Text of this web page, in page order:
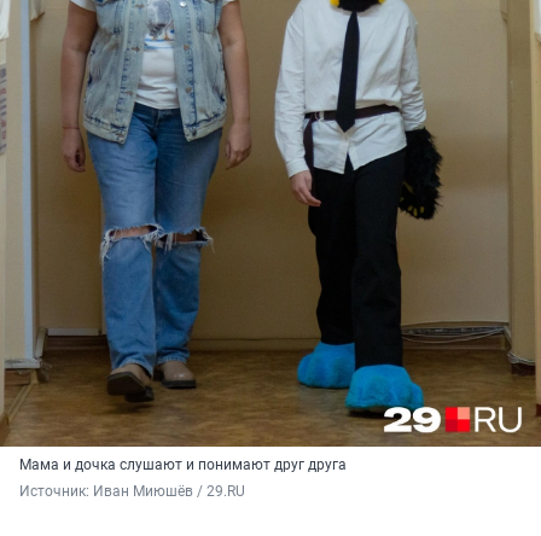
Мама и дочка слушают и понимают друг друга
Источник: Иван Миюшёв / 29.RU